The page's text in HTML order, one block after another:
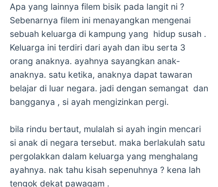
Apa yang lainnya filem bisik pada langit ni ?
Sebenarnya filem ini menayangkan mengenai
sebuah keluarga di kampung yang hidup susah .
Keluarga ini terdiri dari ayah dan ibu serta 3
orang anaknya. ayahnya sayangkan anak-
anaknya. satu ketika, anaknya dapat tawaran
belajar di luar negara. jadi dengan semangat dan
bangganya , si ayah mengizinkan pergi.
bila rindu bertaut, mulalah si ayah ingin mencari
si anak di negara tersebut. maka berlakulah satu
pergolakkan dalam keluarga yang menghalang
ayahnya. nak tahu kisah sepenuhnya ? kena lah
tengok dekat pawagam .